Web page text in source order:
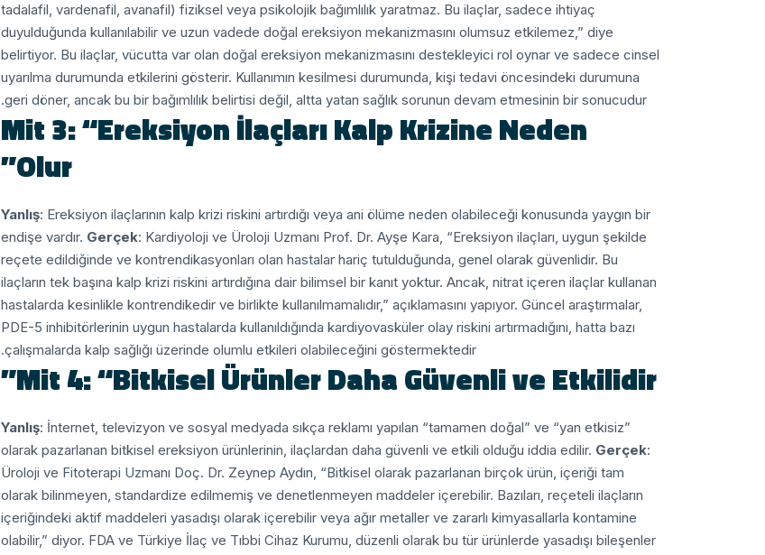
tadalafil, vardenafil, avanafil) fiziksel veya psikolojik bağımlılık yaratmaz. Bu ilaçlar, sadece ihtiyaç
duyulduğunda kullanılabilir ve uzun vadede doğal ereksiyon mekanizmasını olumsuz etkilemez,” diye
belirtiyor. Bu ilaçlar, vücutta var olan doğal ereksiyon mekanizmasını destekleyici rol oynar ve sadece cinsel
uyarılma durumunda etkilerini gösterir. Kullanımın kesilmesi durumunda, kişi tedavi öncesindeki durumuna
geri döner, ancak bu bir bağımlılık belirtisi değil, altta yatan sağlık sorunun devam etmesinin bir sonucudur.
Mit 3: “Ereksiyon İlaçları Kalp Krizine Neden
Olur”
Yanlış: Ereksiyon ilaçlarının kalp krizi riskini artırdığı veya ani ölüme neden olabileceği konusunda yaygın bir
endişe vardır. Gerçek: Kardiyoloji ve Üroloji Uzmanı Prof. Dr. Ayşe Kara, “Ereksiyon ilaçları, uygun şekilde
reçete edildiğinde ve kontrendikasyonları olan hastalar hariç tutulduğunda, genel olarak güvenlidir. Bu
ilaçların tek başına kalp krizi riskini artırdığına dair bilimsel bir kanıt yoktur. Ancak, nitrat içeren ilaçlar kullanan
hastalarda kesinlikle kontrendikedir ve birlikte kullanılmamalıdır,” açıklamasını yapıyor. Güncel araştırmalar,
PDE-5 inhibitörlerinin uygun hastalarda kullanıldığında kardiyovasküler olay riskini artırmadığını, hatta bazı
çalışmalarda kalp sağlığı üzerinde olumlu etkileri olabileceğini göstermektedir.
Mit 4: “Bitkisel Ürünler Daha Güvenli ve Etkilidir”
Yanlış: İnternet, televizyon ve sosyal medyada sıkça reklamı yapılan “tamamen doğal” ve “yan etkisiz”
olarak pazarlanan bitkisel ereksiyon ürünlerinin, ilaçlardan daha güvenli ve etkili olduğu iddia edilir. Gerçek:
Üroloji ve Fitoterapi Uzmanı Doç. Dr. Zeynep Aydın, “Bitkisel olarak pazarlanan birçok ürün, içeriği tam
olarak bilinmeyen, standardize edilmemiş ve denetlenmeyen maddeler içerebilir. Bazıları, reçeteli ilaçların
içeriğindeki aktif maddeleri yasadışı olarak içerebilir veya ağır metaller ve zararlı kimyasallarla kontamine
olabilir,” diyor. FDA ve Türkiye İlaç ve Tıbbi Cihaz Kurumu, düzenli olarak bu tür ürünlerde yasadışı bileşenler